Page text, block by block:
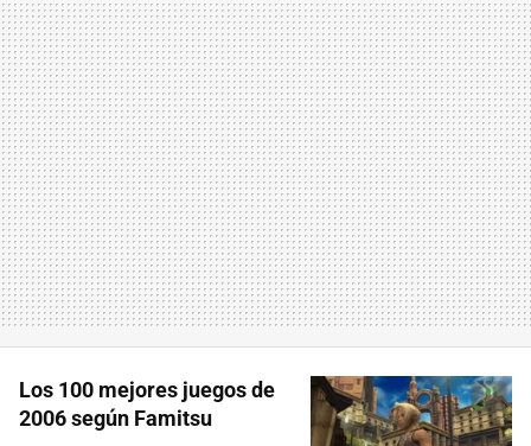
Los 100 mejores juegos de
2006 según Famitsu